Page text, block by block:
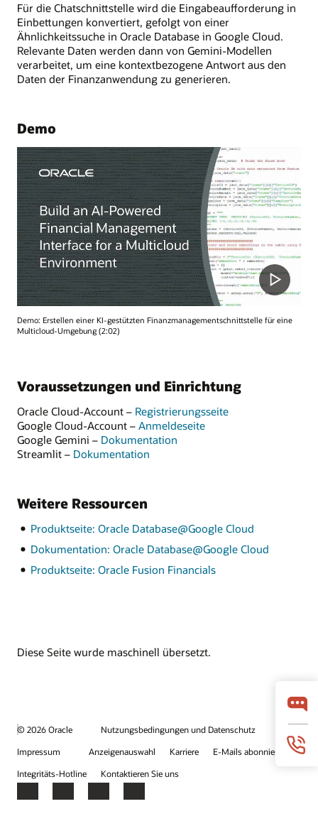
Für die Chatschnittstelle wird die Eingabeaufforderung in
Einbettungen konvertiert, gefolgt von einer
Ähnlichkeitssuche in Oracle Database in Google Cloud.
Relevante Daten werden dann von Gemini-Modellen
verarbeitet, um eine kontextbezogene Antwort aus den
Daten der Finanzanwendung zu generieren.
Demo
Demo: Erstellen einer KI-gestützten Finanzmanagementschnittstelle für eine
Multicloud-Umgebung (2:02)
Voraussetzungen und Einrichtung
Oracle Cloud-Account – Registrierungsseite
Google Cloud-Account – Anmeldeseite
Google Gemini – Dokumentation
Streamlit – Dokumentation
Weitere Ressourcen
Produktseite: Oracle Database@Google Cloud
Dokumentation: Oracle Database@Google Cloud
Produktseite: Oracle Fusion Financials
Diese Seite wurde maschinell übersetzt.
© 2026 Oracle
Nutzungsbedingungen und Datenschutz
Impressum
Anzeigenauswahl Karriere
E-Mails abonnieren
Integritäts-Hotline
Kontaktieren Sie uns
Facebook
X LinkedInYouTube